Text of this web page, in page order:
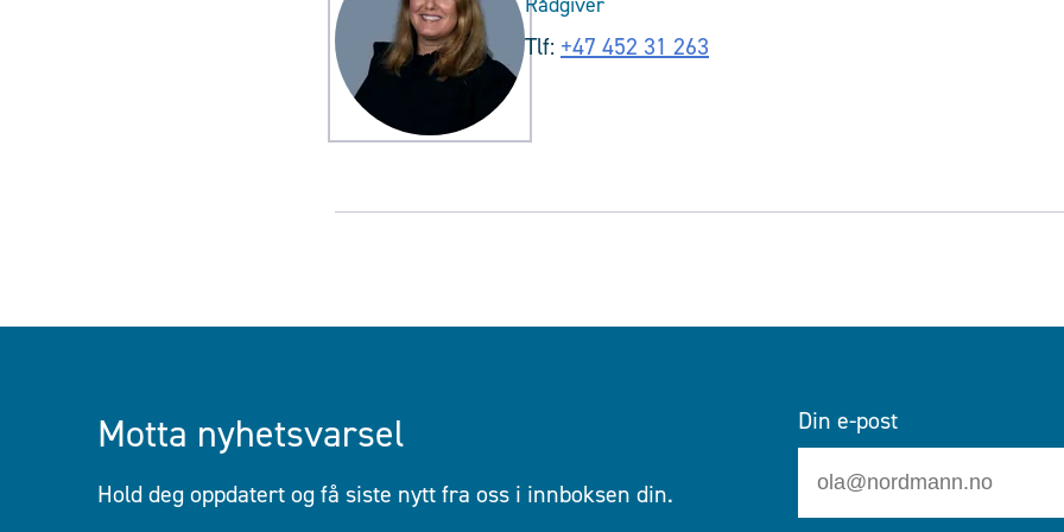
Tlf: +47 452 31 263
Motta nyhetsvarsel
Hold deg oppdatert og få siste nytt fra oss i innboksen din.
Din e-post